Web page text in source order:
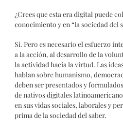
¿Crees que esta era digital puede
conocimiento y en “la sociedad del
Si. Pero es necesario el esfuerzo
a la acción, al desarrollo de la
la actividad hacia la virtud. Las
hablan sobre humanismo,
deben ser presentados y
de nativos digitales
en sus vidas sociales, laborales y
prima de la sociedad del saber.